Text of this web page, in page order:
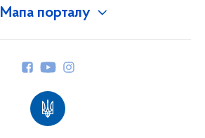
Мапа порталу